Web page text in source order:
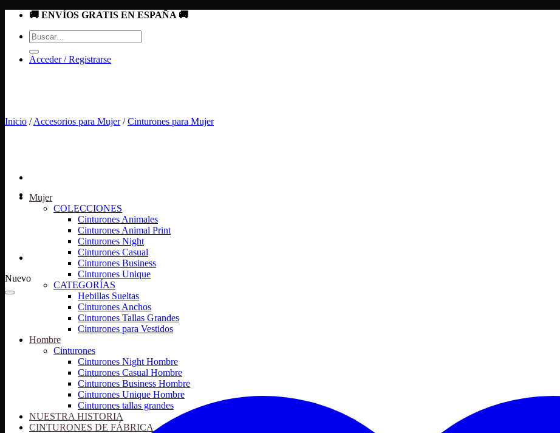
Saltar
contenido
🚚 ENVÍOS GRATIS EN ESPAÑA 🚚
Buscar
por:
Acceder / Registrarse
Mujer
COLECCIONES
Cinturones Animales
Cinturones Animal Print
Cinturones Night
Cinturones Casual
Cinturones Business
Cinturones Unique
CATEGORÍAS
Hebillas Sueltas
Cinturones Anchos
Cinturones Tallas Grandes
Cinturones para Vestidos
Hombre
Cinturones
Cinturones Night Hombre
Cinturones Casual Hombre
Cinturones Business Hombre
Cinturones Unique Hombre
Cinturones tallas grandes
NUESTRA HISTORIA
CINTURONES DE FÁBRICA
Inicio / Accesorios para Mujer / Cinturones para Mujer
Nuevo